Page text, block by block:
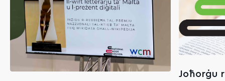
Joħorġu